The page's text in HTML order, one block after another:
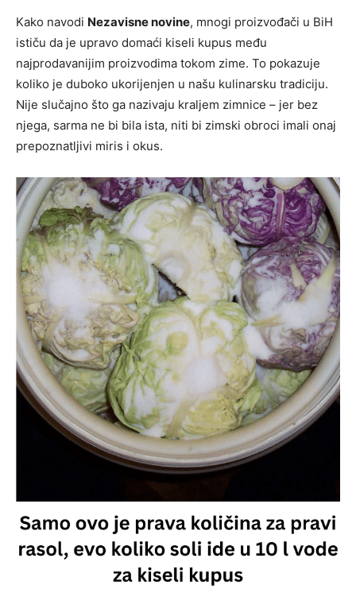
Kako navodi Nezavisne novine, mnogi proizvođači u BiH
ističu da je upravo domaći kiseli kupus među
najprodavanijim proizvodima tokom zime. To pokazuje
koliko je duboko ukorijenjen u našu kulinarsku tradiciju.
Nije slučajno što ga nazivaju kraljem zimnice – jer bez
njega, sarma ne bi bila ista, niti bi zimski obroci imali onaj
prepoznatljivi miris i okus.